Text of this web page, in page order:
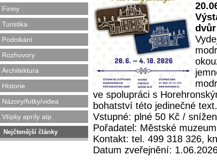
Firmy
Turistika
Podnikání
Rozhovory
Architektura
Historie
Názory/fotky/videa
Vtípky apríly atp.
Nejčtenější články
dvůr
ve spolupráci s
bohatství této jedinečné
Vstupné: plné 50 Kč /
Pořadatel: Městské
Kontakt: tel. 499 318 326,
Datum zveřejnění: